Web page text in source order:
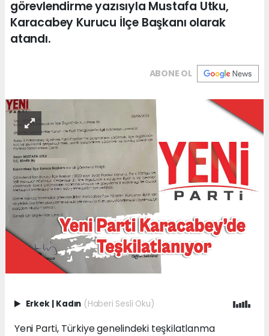
görevlendirme yazısıyla Mustafa Utku,
Karacabey Kurucu İlçe Başkanı olarak
atandı.
ABONE OL
Erkek | Kadın (Haberi Sesli Oku)
Yeni Parti, Türkiye genelindeki teşkilatlanma